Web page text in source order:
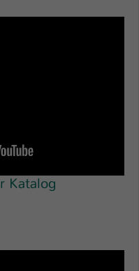
Katalog